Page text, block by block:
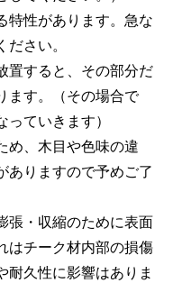
特性があります。急な
さい。
置すると、その部分だ
ます。（その場合で
ていきます）
め、木目や色味の違
ありますので予めご了
張・収縮のために表面
はチーク材内部の損傷
耐久性に影響はありま